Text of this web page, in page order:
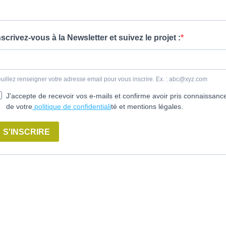
vous à la Newsletter et suivez le projet :
renseigner votre adresse email pour vous inscrire. Ex. : abc@xyz.com
J'accepte de recevoir vos e-mails et confirme avoir pris
de votre politique de confidentialité et mentions légales.
S'INSCRIRE